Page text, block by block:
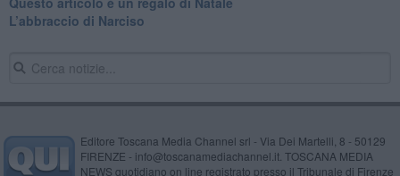
L’abbraccio di Narciso
Editore Toscana Media Channel srl - Via Dei Martelli, 8 - 50129
FIRENZE - info@toscanamediachannel.it. TOSCANA MEDIA
NEWS quotidiano on line registrato presso il Tribunale di Firenze